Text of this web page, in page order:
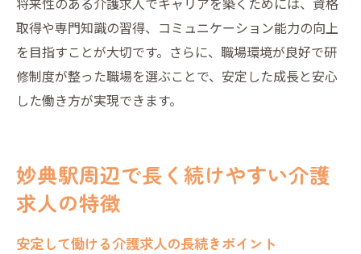
取得や専門知識の習得、コミュニケーション能力の向上
を目指すことが大切です。さらに、職場環境が良好で研
修制度が整った職場を選ぶことで、安定した成長と安心
した働き方が実現できます。
妙典駅周辺で長く続けやすい介護
求人の特徴
安定して働ける介護求人の長続きポイント